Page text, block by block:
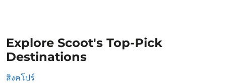
Explore Scoot's Top-Pick
Destinations
สิงคโปร์